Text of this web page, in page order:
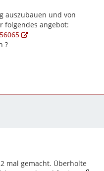
auszubauen und von
folgendes angebot:
?
mal gemacht. Überholte